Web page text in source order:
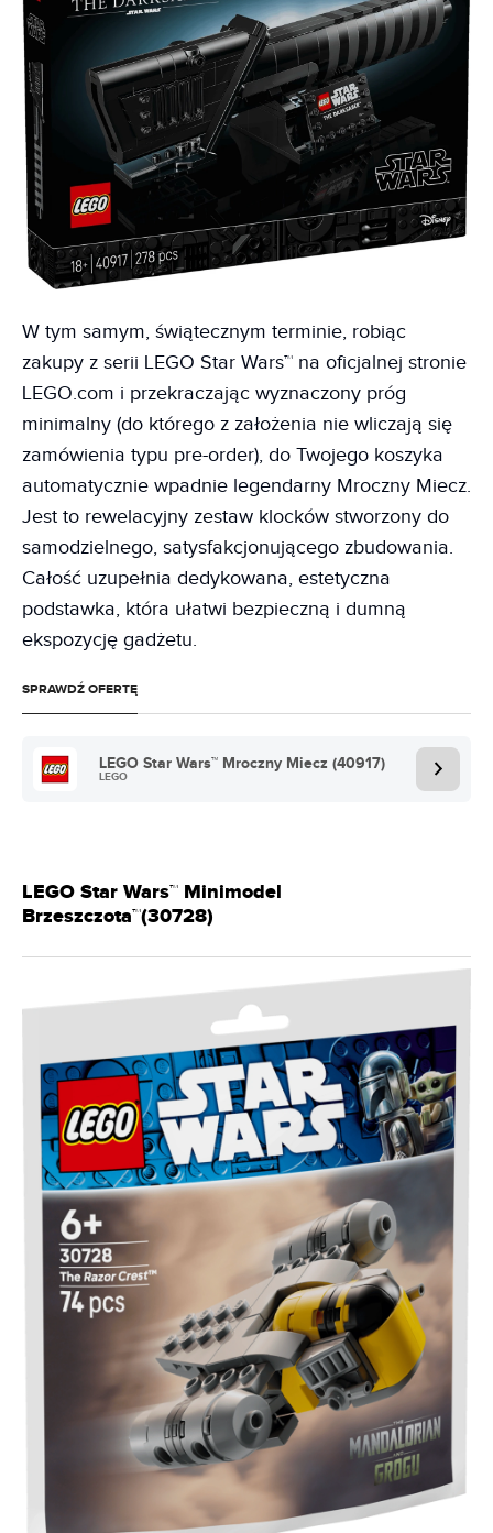
W tym samym, świątecznym terminie, robiąc
zakupy z serii LEGO Star Wars™ na oficjalnej stronie
LEGO.com i przekraczając wyznaczony próg
minimalny (do którego z założenia nie wliczają się
zamówienia typu pre-order), do Twojego koszyka
automatycznie wpadnie legendarny Mroczny Miecz.
Jest to rewelacyjny zestaw klocków stworzony do
samodzielnego, satysfakcjonującego zbudowania.
Całość uzupełnia dedykowana, estetyczna
podstawka, która ułatwi bezpieczną i dumną
ekspozycję gadżetu.
SPRAWDŹ OFERTĘ
LEGO Star Wars™ Mroczny Miecz (40917)
LEGO
LEGO Star Wars™ Minimodel
Brzeszczota™(30728)